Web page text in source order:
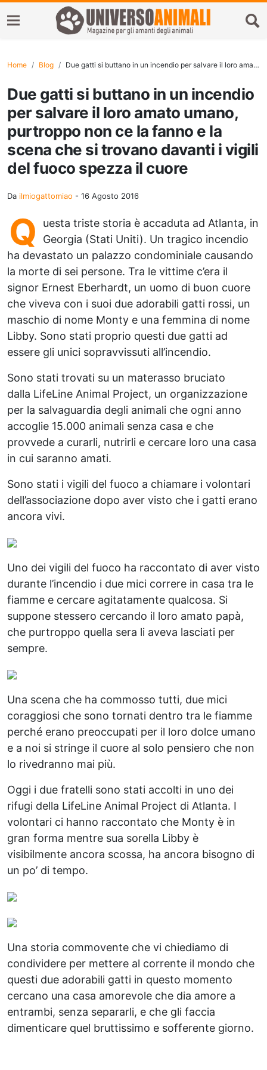
Home Blog Due gatti si buttano in un incendio per salvare il loro amato umano, purtroppo non ce la fanno e la scena che si trovano davanti i vigili del fuoco spezza il cuore
Due gatti si buttano in un incendio
per salvare il loro amato umano,
purtroppo non ce la fanno e la
scena che si trovano davanti i vigili
del fuoco spezza il cuore
Da ilmiogattomiao - 16 Agosto 2016
Q
uesta triste storia è accaduta ad Atlanta, in
Georgia (Stati Uniti). Un tragico incendio
ha devastato un palazzo condominiale causando
la morte di sei persone. Tra le vittime c’era il
signor Ernest Eberhardt, un uomo di buon cuore
che viveva con i suoi due adorabili gatti rossi, un
maschio di nome Monty e una femmina di nome
Libby. Sono stati proprio questi due gatti ad
essere gli unici sopravvissuti all’incendio.
Sono stati trovati su un materasso bruciato
dalla LifeLine Animal Project, un organizzazione
per la salvaguardia degli animali che ogni anno
accoglie 15.000 animali senza casa e che
provvede a curarli, nutrirli e cercare loro una casa
in cui saranno amati.
Sono stati i vigili del fuoco a chiamare i volontari
dell’associazione dopo aver visto che i gatti erano
ancora vivi.
Uno dei vigili del fuoco ha raccontato di aver visto
durante l’incendio i due mici correre in casa tra le
fiamme e cercare agitatamente qualcosa. Si
suppone stessero cercando il loro amato papà,
che purtroppo quella sera li aveva lasciati per
sempre.
Una scena che ha commosso tutti, due mici
coraggiosi che sono tornati dentro tra le fiamme
perché erano preoccupati per il loro dolce umano
e a noi si stringe il cuore al solo pensiero che non
lo rivedranno mai più.
Oggi i due fratelli sono stati accolti in uno dei
rifugi della LifeLine Animal Project di Atlanta. I
volontari ci hanno raccontato che Monty è in
gran forma mentre sua sorella Libby è
visibilmente ancora scossa, ha ancora bisogno di
un po’ di tempo.
Una storia commovente che vi chiediamo di
condividere per mettere al corrente il mondo che
questi due adorabili gatti in questo momento
cercano una casa amorevole che dia amore a
entrambi, senza separarli, e che gli faccia
dimenticare quel bruttissimo e sofferente giorno.